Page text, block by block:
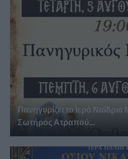
Πανηγυρίζει το Ιερό
Σωτήρος Ατραπού...